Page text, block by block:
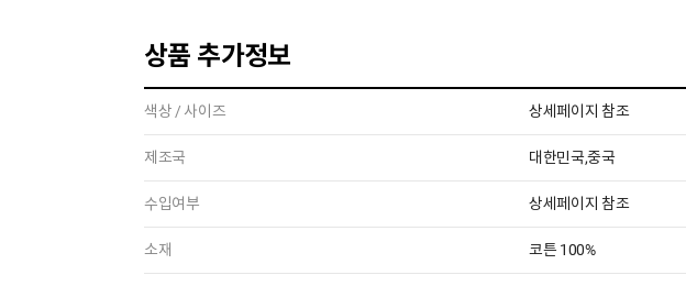
상품 추가정보
색상 / 사이즈 상세페이지 참조
제조국 대한민국,중국
수입여부 상세페이지 참조
소재 코튼 100%